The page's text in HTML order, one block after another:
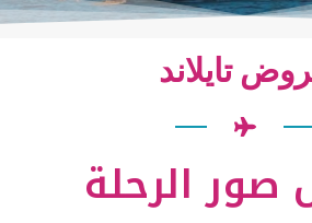
تايلاند
الرحلة